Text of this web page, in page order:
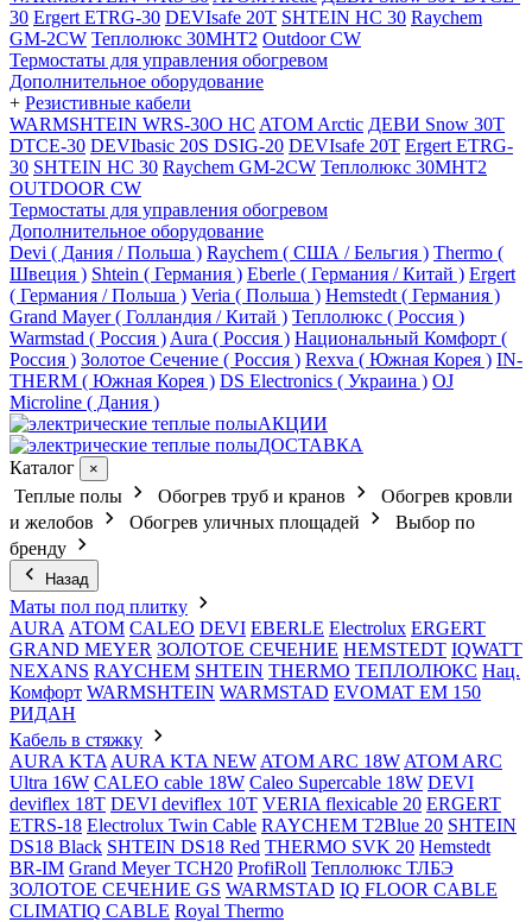
30 Ergert ETRG-30 DEVIsafe 20T SHTEIN HC 30 Raychem
GM-2CW Теплолюкс 30МНТ2 Outdoor CW
Термостаты для управления обогревом
Дополнительное оборудование
+ Резистивные кабели
WARMSHTEIN WRS-30O HC ATOM Arctic ДЕВИ Snow 30T
DTCE-30 DEVIbasic 20S DSIG-20 DEVIsafe 20T Ergert ETRG-
30 SHTEIN HC 30 Raychem GM-2CW Теплолюкс 30МНТ2
OUTDOOR CW
Термостаты для управления обогревом
Дополнительное оборудование
Devi ( Дания / Польша ) Raychem ( США / Бельгия ) Thermo (
Швеция ) Shtein ( Германия ) Eberle ( Германия / Китай ) Ergert
( Германия / Польша ) Veria ( Польша ) Hemstedt ( Германия )
Grand Mayer ( Голландия / Китай ) Теплолюкс ( Россия )
Warmstad ( Россия ) Aura ( Россия ) Национальный Комфорт (
Россия ) Золотое Сечение ( Россия ) Rexva ( Южная Корея ) IN-
THERM ( Южная Корея ) DS Electronics ( Украина ) OJ
Microline ( Дания )
АКЦИИ
ДОСТАВКА
Каталог
×
Теплые полы Обогрев труб и кранов
Обогрев кровли
и желобов
Обогрев уличных площадей
Выбор по
бренду
Назад
Маты пол под плитку
AURA АТОМ CALEO DEVI EBERLE Electrolux ERGERT
GRAND MEYER ЗОЛОТОЕ СЕЧЕНИЕ HEMSTEDT IQWATT
NEXANS RAYCHEM SHTEIN THERMO ТЕПЛОЛЮКС Нац.
Комфорт WARMSHTEIN WARMSTAD EVOMAT EM 150
РИДАН
Кабель в стяжку
AURA KTA AURA KTA NEW ATOM ARC 18W ATOM ARC
Ultra 16W CALEO cable 18W Caleo Supercable 18W DEVI
deviflex 18T DEVI deviflex 10T VERIA flexicable 20 ERGERT
ETRS-18 Electrolux Twin Cable RAYCHEM T2Blue 20 SHTEIN
DS18 Black SHTEIN DS18 Red THERMO SVK 20 Hemstedt
BR-IM Grand Meyer TCH20 ProfiRoll Теплолюкс ТЛБЭ
ЗОЛОТОЕ СЕЧЕНИЕ GS WARMSTAD IQ FLOOR CABLE
CLIMATIQ CABLE Royal Thermo